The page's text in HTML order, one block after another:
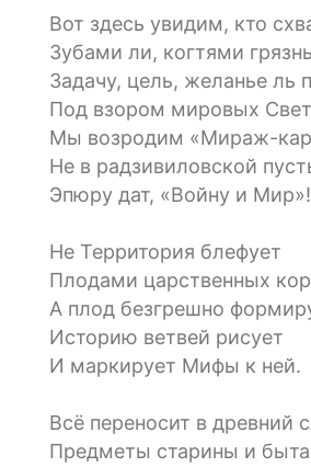
Вот здесь увидим, кто
Зубами ли, когтями
Задачу, цель, желанье ль
Под взором мировых
Мы возродим «Мираж-
Не в радзивиловской
Эпюру дат, «Войну и Мир»!
Не Территория блефует
Плодами царственных
А плод безгрешно
Историю ветвей рисует
И маркирует Мифы к ней.
Всё переносит в древний
Предметы старины и